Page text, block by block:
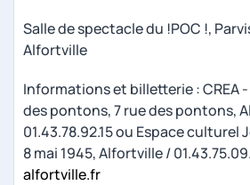
Salle de spectacle du !POC !,
Alfortville
Informations et billetterie : CREA
des pontons, 7 rue des pontons,
01.43.78.92.15 ou Espace culturel
8 mai 1945, Alfortville /
alfortville.fr